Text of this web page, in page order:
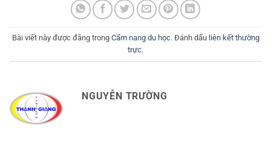
Bài viết này được đăng trong Cẩm nang du học. Đánh dấu liên kết thường
trực.
NGUYỄN TRƯỜNG